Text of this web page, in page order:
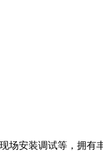
场安装调试等，拥有